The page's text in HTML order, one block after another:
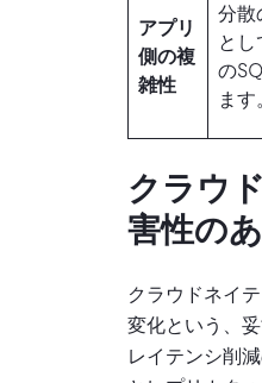
アプリ
側の複
雑性
分散
と
の
ます
クラウ
害性の
クラウドネイ
変化という、
レイテンシ削